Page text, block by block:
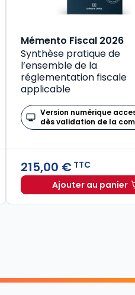
Mémento Fiscal 2026
Synthèse pratique de
l’ensemble de la
réglementation fiscale
applicable
Version numérique
dès validation de la
215,00 € TTC
Ajouter au panier